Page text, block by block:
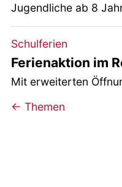
Jugendliche ab 8
Schulferien
Ferienaktion im
Mit erweiterten
← Themen